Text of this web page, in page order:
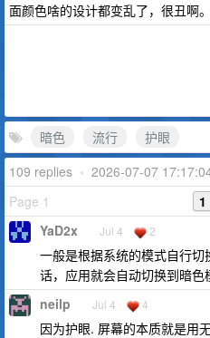
面颜色啥的设计都变乱了，很丑啊。
暗色 流行
护眼
109 replies • 2026-07-07
Page 1
1
YaD2x Jul 4 2
一般是根据系统的模式自行
话，应用就会自动切换到暗色
neilp Jul 4 4
因为护眼. 屏幕的本质就是用